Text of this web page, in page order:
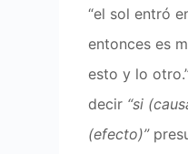
“el sol entró
entonces es
esto y lo
decir “si
(efecto)”